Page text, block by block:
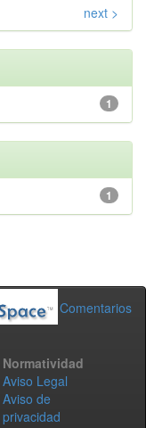
next >
1
1
Comentarios
Normatividad
Aviso Legal
Aviso de
privacidad